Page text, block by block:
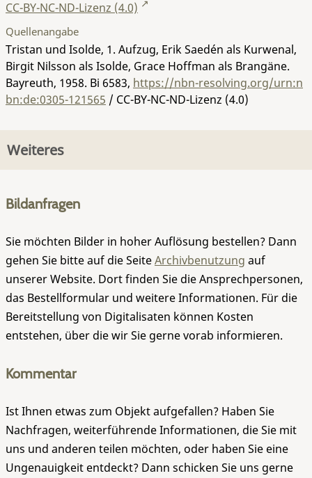
CC-BY-NC-ND-Lizenz (4.0)
Quellenangabe
Tristan und Isolde, 1. Aufzug, Erik Saedén als Kurwenal,
Birgit Nilsson als Isolde, Grace Hoffman als Brangäne.
Bayreuth, 1958. Bi 6583, https://nbn-resolving.org/urn:n
bn:de:0305-121565 / CC-BY-NC-ND-Lizenz (4.0)
Weiteres
Bildanfragen
Sie möchten Bilder in hoher Auflösung bestellen? Dann
gehen Sie bitte auf die SeiteArchivbenutzung auf
unserer Website. Dort finden Sie die Ansprechpersonen,
das Bestellformular und weitere Informationen. Für die
Bereitstellung von Digitalisaten können Kosten
entstehen, über die wir Sie gerne vorab informieren.
Kommentar
Ist Ihnen etwas zum Objekt aufgefallen? Haben Sie
Nachfragen, weiterführende Informationen, die Sie mit
uns und anderen teilen möchten, oder haben Sie eine
Ungenauigkeit entdeckt? Dann schicken Sie uns gerne